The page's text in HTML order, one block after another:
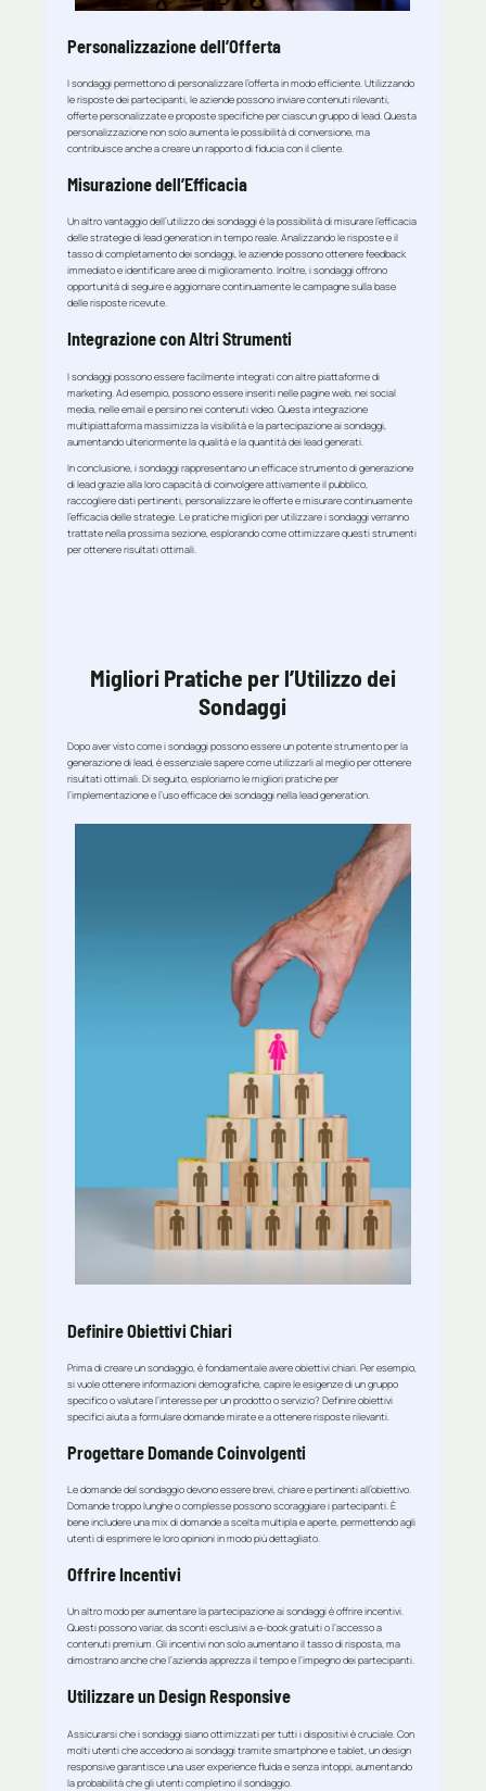
Personalizzazione dell’Offerta
I sondaggi permettono di personalizzare l’offerta in modo efficiente. Utilizzando
le risposte dei partecipanti, le aziende possono inviare contenuti rilevanti,
offerte personalizzate e proposte specifiche per ciascun gruppo di lead. Questa
personalizzazione non solo aumenta le possibilità di conversione, ma
contribuisce anche a creare un rapporto di fiducia con il cliente.
Misurazione dell’Efficacia
Un altro vantaggio dell’utilizzo dei sondaggi è la possibilità di misurare l’efficacia
delle strategie di lead generation in tempo reale. Analizzando le risposte e il
tasso di completamento dei sondaggi, le aziende possono ottenere feedback
immediato e identificare aree di miglioramento. Inoltre, i sondaggi offrono
opportunità di seguire e aggiornare continuamente le campagne sulla base
delle risposte ricevute.
Integrazione con Altri Strumenti
I sondaggi possono essere facilmente integrati con altre piattaforme di
marketing. Ad esempio, possono essere inseriti nelle pagine web, nei social
media, nelle email e persino nei contenuti video. Questa integrazione
multipiattaforma massimizza la visibilità e la partecipazione ai sondaggi,
aumentando ulteriormente la qualità e la quantità dei lead generati.
In conclusione, i sondaggi rappresentano un efficace strumento di generazione
di lead grazie alla loro capacità di coinvolgere attivamente il pubblico,
raccogliere dati pertinenti, personalizzare le offerte e misurare continuamente
l’efficacia delle strategie. Le pratiche migliori per utilizzare i sondaggi verranno
trattate nella prossima sezione, esplorando come ottimizzare questi strumenti
per ottenere risultati ottimali.
Migliori Pratiche per l’Utilizzo dei
Sondaggi
Dopo aver visto come i sondaggi possono essere un potente strumento per la
generazione di lead, è essenziale sapere come utilizzarli al meglio per ottenere
risultati ottimali. Di seguito, esploriamo le migliori pratiche per
l’implementazione e l’uso efficace dei sondaggi nella lead generation.
Definire Obiettivi Chiari
Prima di creare un sondaggio, è fondamentale avere obiettivi chiari. Per esempio,
si vuole ottenere informazioni demografiche, capire le esigenze di un gruppo
specifico o valutare l’interesse per un prodotto o servizio? Definire obiettivi
specifici aiuta a formulare domande mirate e a ottenere risposte rilevanti.
Progettare Domande Coinvolgenti
Le domande del sondaggio devono essere brevi, chiare e pertinenti all’obiettivo.
Domande troppo lunghe o complesse possono scoraggiare i partecipanti. È
bene includere una mix di domande a scelta multipla e aperte, permettendo agli
utenti di esprimere le loro opinioni in modo più dettagliato.
Offrire Incentivi
Un altro modo per aumentare la partecipazione ai sondaggi è offrire incentivi.
Questi possono variar, da sconti esclusivi a e-book gratuiti o l’accesso a
contenuti premium. Gli incentivi non solo aumentano il tasso di risposta, ma
dimostrano anche che l’azienda apprezza il tempo e l’impegno dei partecipanti.
Utilizzare un Design Responsive
Assicurarsi che i sondaggi siano ottimizzati per tutti i dispositivi è cruciale. Con
molti utenti che accedono ai sondaggi tramite smartphone e tablet, un design
responsive garantisce una user experience fluida e senza intoppi, aumentando
la probabilità che gli utenti completino il sondaggio.